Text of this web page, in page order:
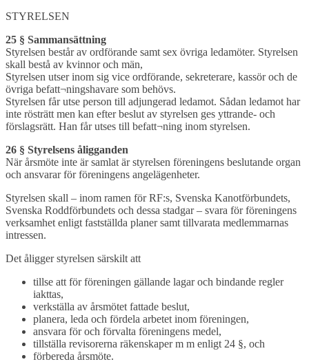
STYRELSEN
25 § Sammansättning
Styrelsen består av ordförande samt sex övriga ledamöter. Styrelsen
skall bestå av kvinnor och män,
Styrelsen utser inom sig vice ordförande, sekreterare, kassör och de
övriga befatt¬ningshavare som behövs.
Styrelsen får utse person till adjungerad ledamot. Sådan ledamot har
inte rösträtt men kan efter beslut av styrelsen ges yttrande- och
förslagsrätt. Han får utses till befatt¬ning inom styrelsen.
26 § Styrelsens åligganden
När årsmöte inte är samlat är styrelsen föreningens beslutande organ
och ansvarar för föreningens angelägenheter.
Styrelsen skall – inom ramen för RF:s, Svenska Kanotförbundets,
Svenska Roddförbundets och dessa stadgar – svara för föreningens
verksamhet enligt fastställda planer samt tillvarata medlemmarnas
intressen.
Det åligger styrelsen särskilt att
tillse att för föreningen gällande lagar och bindande regler
iakttas,
verkställa av årsmötet fattade beslut,
planera, leda och fördela arbetet inom föreningen,
ansvara för och förvalta föreningens medel,
tillställa revisorerna räkenskaper m m enligt 24 §, och
förbereda årsmöte.